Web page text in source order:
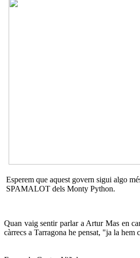
Esperem que aquest govern sigui algo
SPAMALOT dels Monty Python.
Quan vaig sentir parlar a Artur Mas en
càrrecs a Tarragona he pensat, "ja la hem